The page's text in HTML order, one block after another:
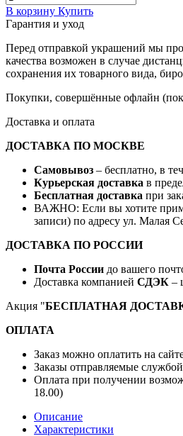
В корзину Купить
Гарантия и уход
Перед отправкой украшений мы
качества возможен в случае
сохранения их товарного вида,
Покупки, совершённые офлайн
Доставка и оплата
ДОСТАВКА ПО МОСКВЕ
Самовывоз – бесплатно, в
Курьерская доставка в
Бесплатная доставка при
ВАЖНО: Если вы хотите
записи) по адресу ул. Малая
ДОСТАВКА ПО РОССИИ
Почта России до вашего
Доставка компанией СДЭК –
Акция "БЕСПЛАТНАЯ ДОСТАВКА
ОПЛАТА
Заказ можно оплатить на
Заказы отправляемые
Оплата при получении
18.00)
Описание
Характеристики